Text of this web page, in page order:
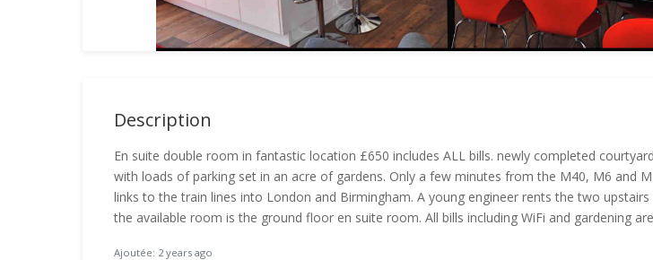
Description
En suite double room in fantastic location £650 includes ALL bills. newly completed
with loads of parking set in an acre of gardens. Only a few minutes from the M40, M6 and
links to the train lines into London and Birmingham. A young engineer rents the two
the available room is the ground floor en suite room. All bills including WiFi and gardening
Ajoutée: 2 years ago